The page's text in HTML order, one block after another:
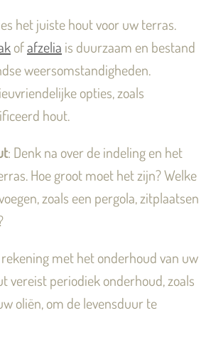
het juiste hout voor uw terras.
ofafzelia is duurzaam en bestand
weersomstandigheden.
opties, zoals
hout.
: Denk na over de indeling en het
Hoe groot moet het zijn? Welke
zoals een pergola, zitplaatsen
rekening met het onderhoud van uw
vereist periodiek onderhoud, zoals
oliën, om de levensduur te